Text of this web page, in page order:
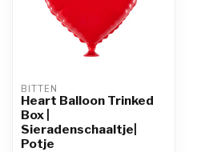
BITTEN
Heart Balloon Trinked
Box |
Sieradenschaaltje|
Potje